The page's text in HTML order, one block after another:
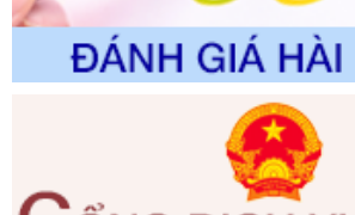
Số kí hiệu:
2300/QĐ-UBND
Tên: V/v công bố danh mục thủ tục
đổi, bổ sung và phê duyệt quy trình nội
giải quyết thủ tục hành chính trong lĩnh
phạm vi chức năng quản lý của Sở Tư
Ngày ban hành: 01/06/2026
Số kí hiệu:
351/2025/NĐ-CP